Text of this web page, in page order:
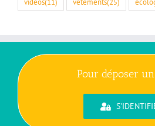
vidéos(11) vêtements(25)
Pour déposer